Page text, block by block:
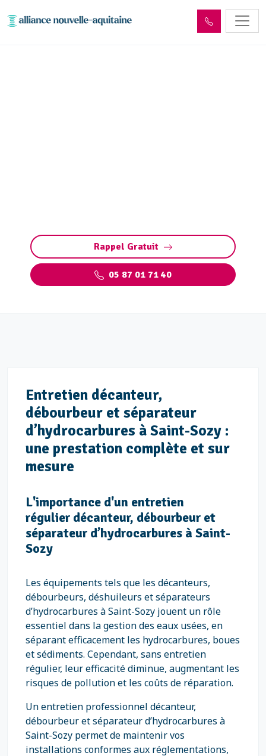
Rappel Gratuit
05 87 01 71 40
Entretien décanteur,
débourbeur et séparateur
d’hydrocarbures à Saint-Sozy :
une prestation complète et sur
mesure
L'importance d'un entretien
régulier décanteur, débourbeur et
séparateur d’hydrocarbures à Saint-
Sozy
Les équipements tels que les décanteurs,
débourbeurs, déshuileurs et séparateurs
d’hydrocarbures à Saint-Sozy jouent un rôle
essentiel dans la gestion des eaux usées, en
séparant efficacement les hydrocarbures, boues
et sédiments. Cependant, sans entretien
régulier, leur efficacité diminue, augmentant les
risques de pollution et les coûts de réparation.
Un entretien professionnel décanteur,
débourbeur et séparateur d’hydrocarbures à
Saint-Sozy permet de maintenir vos
installations conformes aux réglementations,